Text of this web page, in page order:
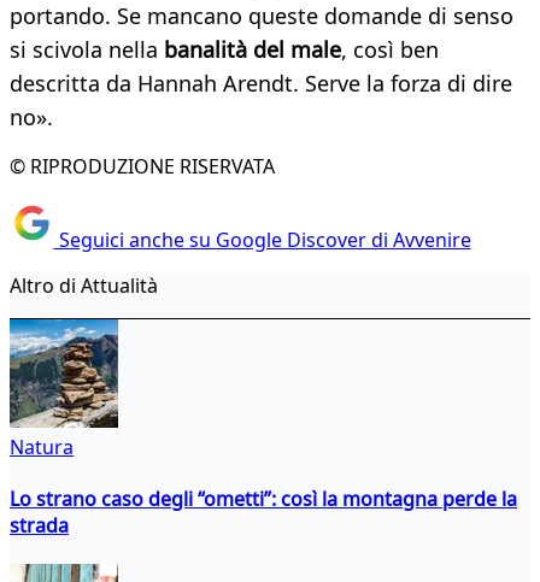
portando. Se mancano queste domande di senso
si scivola nella banalità del male, così ben
descritta da Hannah Arendt. Serve la forza di dire
no».
© RIPRODUZIONE RISERVATA
Seguici anche su Google Discover di Avvenire
Altro di Attualità
Natura
Lo strano caso degli “ometti”: così la montagna perde la
strada